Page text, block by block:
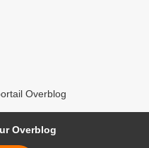
Overblog
Overblog